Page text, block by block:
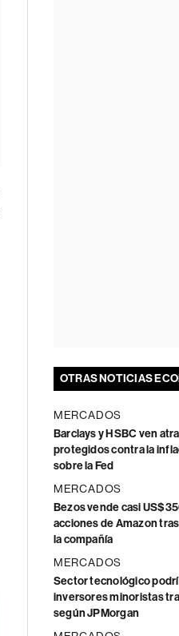
OTRAS NOTICIAS
MERCADOS
Barclays y HSBC ven
protegidos contra la
sobre la Fed
MERCADOS
Bezos vende casi
acciones de Amazon
la compañía
MERCADOS
Sector tecnológico
inversores minoristas
según JPMorgan